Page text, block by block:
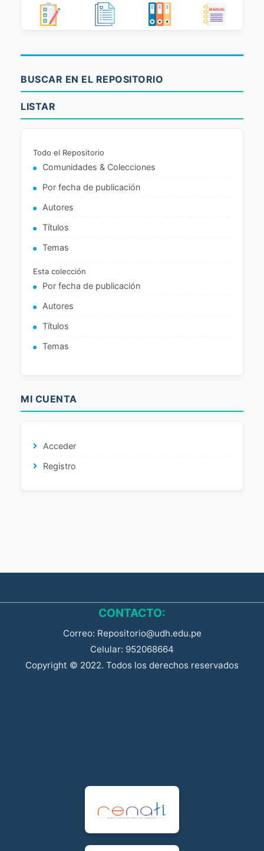
BUSCAR EN EL REPOSITORIO
LISTAR
Todo el Repositorio
Comunidades & Colecciones
Por fecha de publicación
Autores
Títulos
Temas
Esta colección
Por fecha de publicación
Autores
Títulos
Temas
MI CUENTA
Acceder
Registro
CONTACTO:
Correo: Repositorio@udh.edu.pe
Celular: 952068664
Copyright © 2022. Todos los derechos reservados